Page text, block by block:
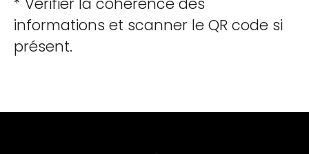
informations et scanner le QR code si
présent.